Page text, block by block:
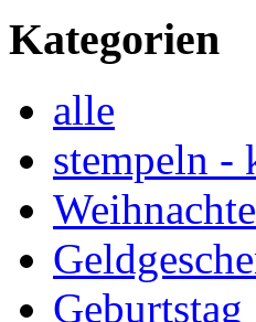
Kategorien
alle
stempeln -
Geburtstag